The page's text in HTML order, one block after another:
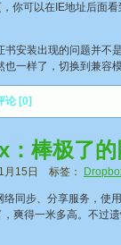
，你可以在IE地址后面
装出现的问题并不是
一样了，切换到兼容
[0]
棒极了
月15日 标签：
步、分享服务，使用
爽得一米多高。不过